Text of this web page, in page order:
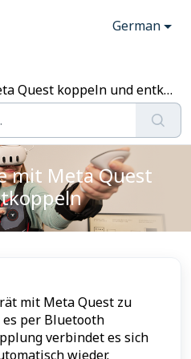
German
koppeln und entkoppeln
mit Meta Quest
mit Meta Quest zu
per Bluetooth
verbindet es sich
wieder.